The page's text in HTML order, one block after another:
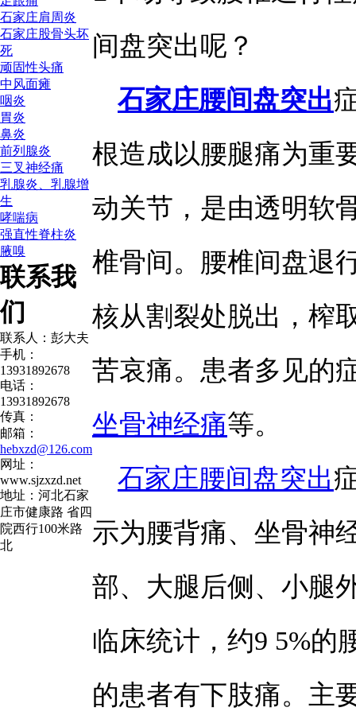
石家庄肩周炎
石家庄股骨头坏
死
顽固性头痛
中风面瘫
咽炎
胃炎
鼻炎
前列腺炎
三叉神经痛
乳腺炎、乳腺增
生
哮喘病
强直性脊柱炎
腋嗅
联系我
们
联系人：彭大夫
手机：
13931892678
电话：
13931892678
传真：
邮箱：
hebxzd@126.com
网址：
www.sjzxzd.net
地址：河北石家
庄市健康路 省四
院西行100米路
北
间盘突出呢？
石家庄腰间盘突出
根造成以腰腿痛为重
动关节，是由透明软
椎骨间。腰椎间盘退
核从割裂处脱出，榨
苦哀痛。患者多见的
坐骨神经痛等。
石家庄腰间盘突出
示为腰背痛、坐骨神
部、大腿后侧、小腿
临床统计，约9 5%的
的患者有下肢痛。主